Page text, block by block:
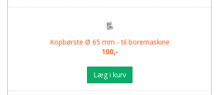
Kopbørste Ø 65 mm - til boremaskine
100,-
Læg i kurv